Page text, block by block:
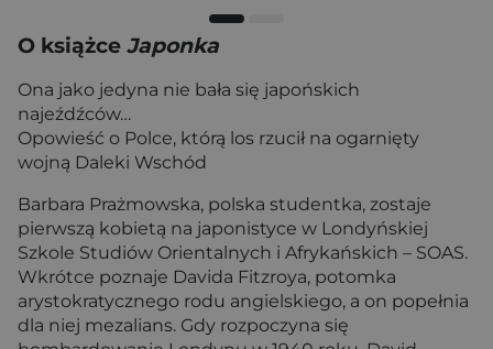
O książce Japonka
Ona jako jedyna nie bała się japońskich
najeźdźców…
Opowieść o Polce, którą los rzucił na ogarnięty
wojną Daleki Wschód
Barbara Prażmowska, polska studentka, zostaje
pierwszą kobietą na japonistyce w Londyńskiej
Szkole Studiów Orientalnych i Afrykańskich – SOAS.
Wkrótce poznaje Davida Fitzroya, potomka
arystokratycznego rodu angielskiego, a on popełnia
dla niej mezalians. Gdy rozpoczyna się